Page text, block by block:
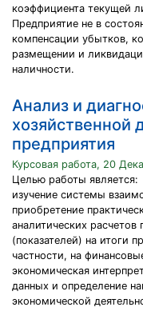
коэффициента текущей
Предприятие не в
компенсации убытков,
размещении и
наличности.
Анализ и
хозяйственной
предприятия
Курсовая работа, 20
Целью работы является:
изучение системы
приобретение
аналитических
(показателей) на итоги
частности, на
экономическая
данных и определение
экономической